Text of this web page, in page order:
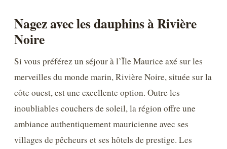
Nagez avec les dauphins à Rivière
Noire
Si vous préférez un séjour à l’Île Maurice axé sur les
merveilles du monde marin, Rivière Noire, située sur la
côte ouest, est une excellente option. Outre les
inoubliables couchers de soleil, la région offre une
ambiance authentiquement mauricienne avec ses
villages de pêcheurs et ses hôtels de prestige. Les